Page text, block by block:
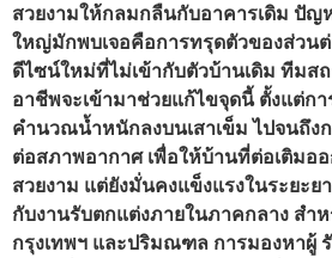
สวยงามให้กลมกลืนกับอาคารเดิม ปัญ
ใหญ่มักพบเจอคือการทรุดตัวของส่วน
ดีไซน์ใหม่ที่ไม่เข้ากับตัวบ้านเดิม ทีมส
อาชีพจะเข้ามาช่วยแก้ไขจุดนี้ ตั้งแต่ก
คำนวณน้ำหนักลงบนเสาเข็ม ไปจนถึง
ต่อสภาพอากาศ เพื่อให้บ้านที่ต่อเติมอ
สวยงาม แต่ยังมั่นคงแข็งแรงในระยะ
กับงานรับตกแต่งภายในภาคกลาง สำ
กรุงเทพฯ และปริมณฑล การมองหาผู้